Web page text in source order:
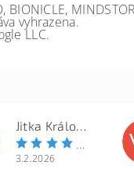
vyhrazena.
LLC.
Jitka Královcová
3.2.2026